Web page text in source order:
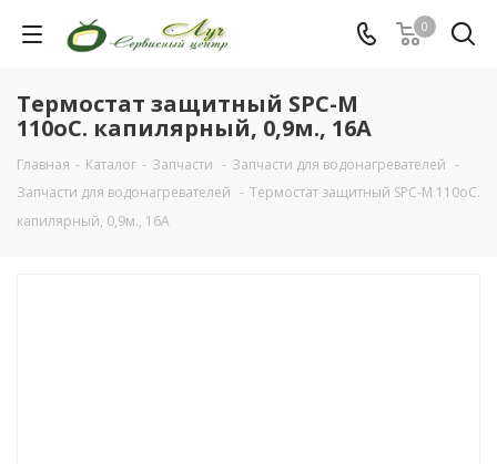
0
Термостат защитный SPC-М
110oС. капилярный, 0,9м., 16А
Главная - Каталог - Запчасти - Запчасти для водонагревателей -
Запчасти для водонагревателей - Термостат защитный SPC-М 110oС.
капилярный, 0,9м., 16А